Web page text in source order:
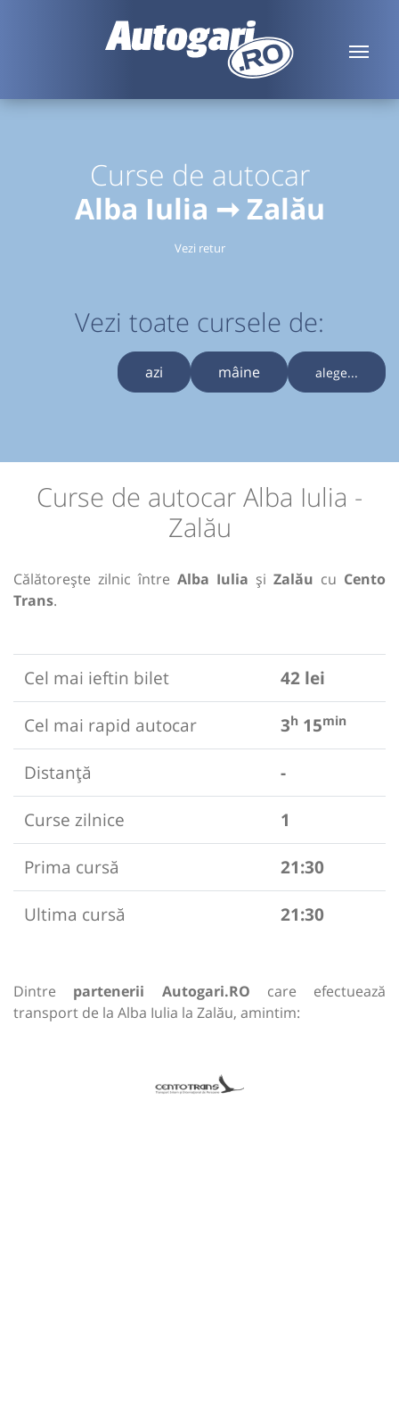
Curse de autocar
Alba Iulia ➞ Zalău
Vezi retur
Vezi toate cursele de:
azi mâine alege...
Curse de autocar Alba Iulia -
Zalău
Călătorește zilnic între Alba Iulia și Zalău cu Cento
Trans.
Cel mai ieftin bilet
42 lei
Cel mai rapid autocar
3h 15min
Distanță
-
Curse zilnice
1
Prima cursă
21:30
Ultima cursă
21:30
Dintre partenerii Autogari.RO care efectuează
transport de la Alba Iulia la Zalău, amintim: